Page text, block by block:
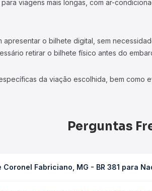
viagens mais longas, com ar-
apresentar o bilhete digital, sem
retirar o bilhete físico antes do
da viação escolhida, bem como
Perguntas
Fabriciano, MG - BR 381 para